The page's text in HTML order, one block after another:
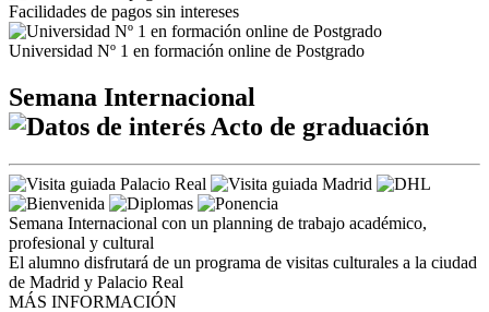
Facilidades de pagos sin intereses
Universidad Nº 1 en formación online de Postgrado
Semana Internacional
Acto de graduación
Semana Internacional con un planning de trabajo académico,
profesional y cultural
El alumno disfrutará de un programa de visitas culturales a la ciudad
de Madrid y Palacio Real
MÁS INFORMACIÓN